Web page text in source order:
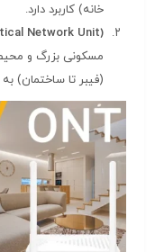
خانه) کاربرد دارد.
Network Unit)
(فیبر تا ساختمان)